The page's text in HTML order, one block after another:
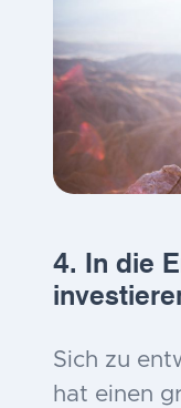
4. In die
Sich zu
hat einen